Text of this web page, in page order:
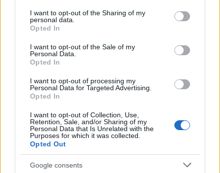
disclose it to other third parties.
Please note that this website/app uses one or more Google
services and may gather and store information including but
not limited to your visit or usage behaviour. You may click to
grant or deny consent to Google and its third-party tags to
consent section.
I want to opt-out of the Sharing of my
personal data.
Opted In
I want to opt-out of the Sale of my
Personal Data.
Opted In
I want to opt-out of processing my
Personal Data for Targeted Advertising.
Opted In
I want to opt-out of Collection, Use,
Retention, Sale, and/or Sharing of my
Personal Data that Is Unrelated with the
Purposes for which it was collected.
Opted Out
Google consents
InvestirMag
Germania
Investieren24
UK
News Hub UK